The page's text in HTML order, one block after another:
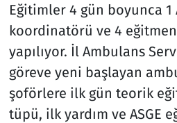
Eğitimler 4 gün boyunca 1
koordinatörü ve 4
yapılıyor. İl Ambulans
göreve yeni başlayan
şoförlere ilk gün teorik
tüpü, ilk yardım ve ASGE